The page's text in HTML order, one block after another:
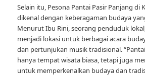
Selain itu, Pesona Pantai Pasir Panjang di
dikenal dengan keberagaman budaya
Menurut Ibu Rini, seorang penduduk
menjadi lokasi untuk berbagai acara
dan pertunjukan musik tradisional.
hanya tempat wisata biasa, tetapi juga
untuk memperkenalkan budaya dan